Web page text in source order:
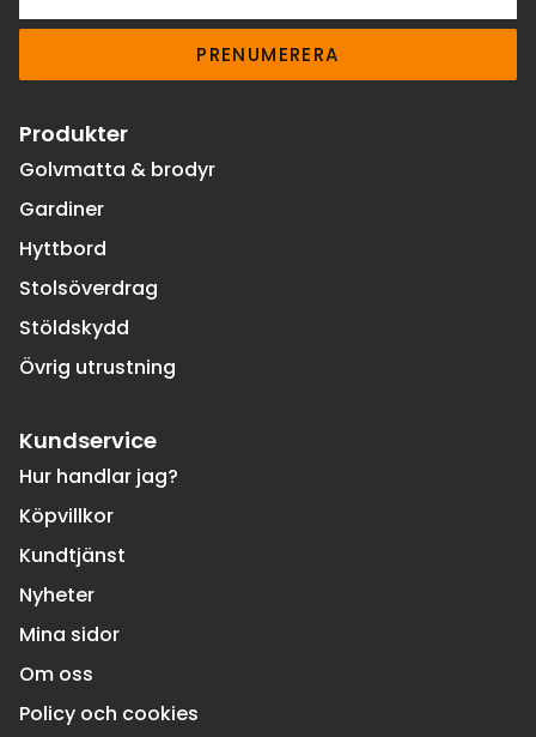
PRENUMERERA
Produkter
Golvmatta & brodyr
Gardiner
Hyttbord
Stolsöverdrag
Stöldskydd
Övrig utrustning
Kundservice
Hur handlar jag?
Köpvillkor
Kundtjänst
Nyheter
Mina sidor
Om oss
Policy och cookies